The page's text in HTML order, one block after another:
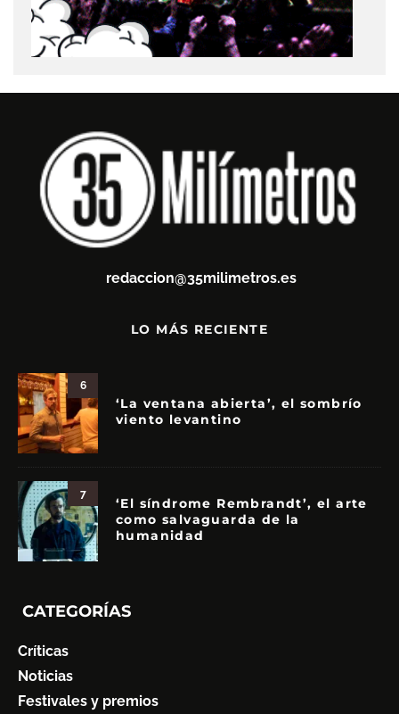
redaccion@35milimetros.es
LO MÁS RECIENTE
6
‘La ventana abierta’, el sombrío
viento levantino
7
‘El síndrome Rembrandt’, el arte
como salvaguarda de la
humanidad
CATEGORÍAS
Críticas
Noticias
Festivales y premios